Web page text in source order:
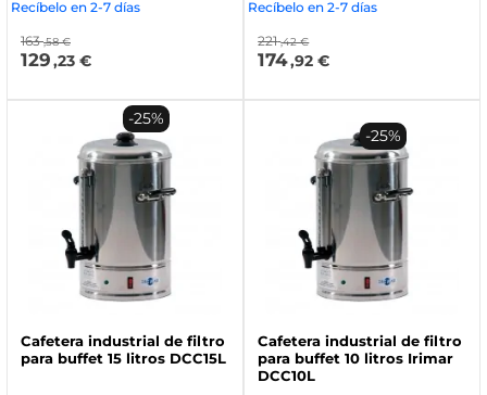
Recíbelo en 2-7 días
163 ,58 €
129,23 €
Recíbelo en 2-7 días
221 ,42 €
174,92 €
Cafetera industrial de filtro
para buffet 15 litros DCC15L
-25%
Cafetera industrial de filtro
para buffet 10 litros Irimar
DCC10L
-25%